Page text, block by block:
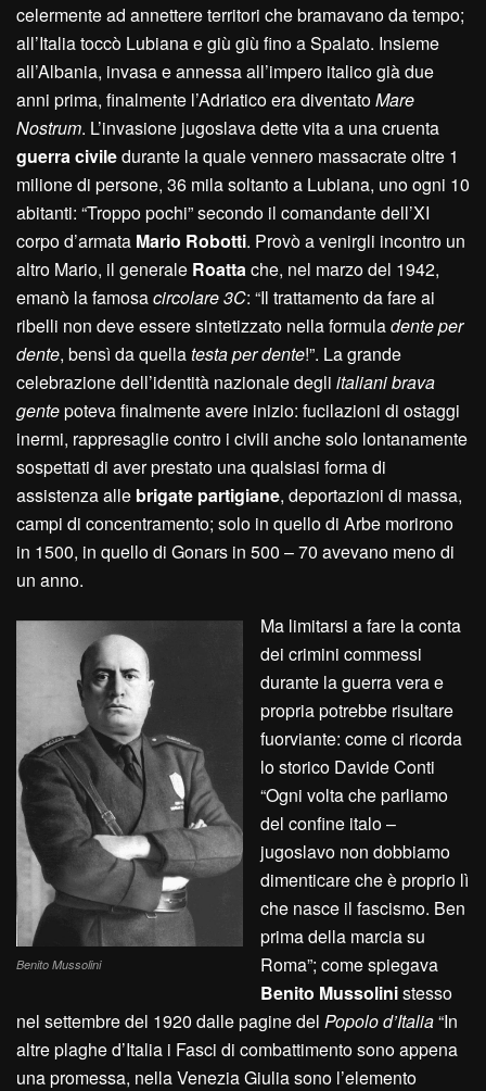
celermente ad annettere territori che bramavano da tempo;
all’Italia toccò Lubiana e giù giù fino a Spalato. Insieme
all’Albania, invasa e annessa all’impero italico già due
anni prima, finalmente l’Adriatico era diventatoMare
Nostrum. L’invasione jugoslava dette vita a una cruenta
guerra civiledurante la quale vennero massacrate oltre 1
milione di persone, 36 mila soltanto a Lubiana, uno ogni 10
abitanti: “Troppo pochi” secondo il comandante dell’XI
corpo d’armata Mario Robotti. Provò a venirgli incontro un
altro Mario, il generale Roattache, nel marzo del 1942,
emanò la famosacircolare 3C: “Il trattamento da fare ai
ribelli non deve essere sintetizzato nella formuladente per
dente, bensì da quellatesta per dente!”. La grande
celebrazione dell’identità nazionale degli italiani brava
gentepoteva finalmente avere inizio: fucilazioni di ostaggi
inermi, rappresaglie contro i civili anche solo lontanamente
sospettati di aver prestato una qualsiasi forma di
assistenza alle brigate partigiane, deportazioni di massa,
campi di concentramento; solo in quello di Arbe morirono
in 1500, in quello di Gonars in 500 – 70 avevano meno di
un anno.
Benito Mussolini
Ma limitarsi a fare la conta
dei crimini commessi
durante la guerra vera e
propria potrebbe risultare
fuorviante: come ci ricorda
lo storico Davide Conti
“Ogni volta che parliamo
del confine italo –
jugoslavo non dobbiamo
dimenticare che è proprio lì
che nasce il fascismo. Ben
prima della marcia su
Roma”; come spiegava
Benito Mussolinistesso
nel settembre del 1920 dalle pagine del Popolo d’Italia“In
altre plaghe d’Italia i Fasci di combattimento sono appena
una promessa, nella Venezia Giulia sono l’elemento